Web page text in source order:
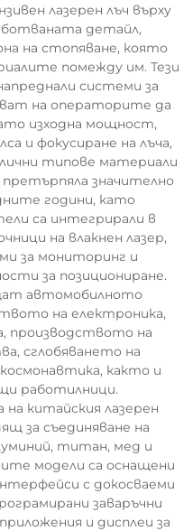
лазерен лъч върху
детайл,
на стопяване, която
помежду им. Тези
системи за
на операторите да
изходна мощност,
и фокусиране на лъча,
типове материали
претърпяла значително
години, като
са интегрирали в
на влакнен лазер,
за мониторинг и
за позициониране.
автомобилното
на електроника,
производството на
сглобяването на
както и
работилници.
китайския лазерен
за съединяване на
титан, мед и
модели са оснащени
с докосваеми
заваръчни
и дисплеи за